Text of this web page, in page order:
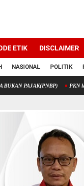
ETIK DISCLAIMER
NASIONAL POLITIK
PKN laporkan